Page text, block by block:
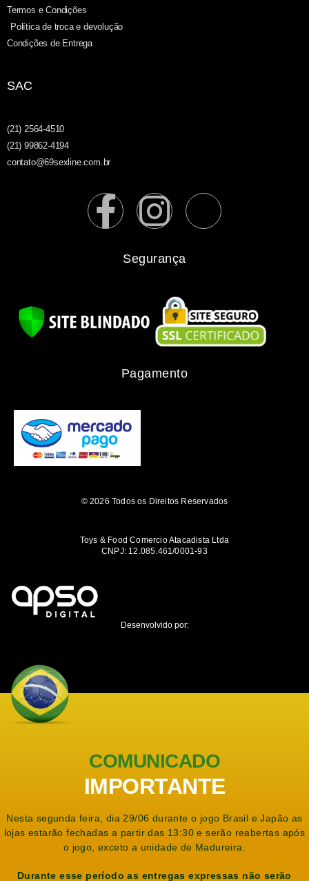
Termos e Condições
Política de troca e devolução
Condições de Entrega
SAC
(21) 2564-4510
(21) 99862-4194
contato@69sexline.com.br
Segurança
Pagamento
© 2026 Todos os Direitos Reservados
Toys & Food Comercio Atacadista Ltda
CNPJ: 12.085.461/0001-93
Desenvolvido por:
COMUNICADO
IMPORTANTE
Nesta segunda feira, dia 29/06 durante o jogo Brasil e Japão as
lojas estarão fechadas a partir das 13:30 e serão reabertas após
o jogo, exceto a unidade de Madureira.
Durante esse período as entregas expressas não serão